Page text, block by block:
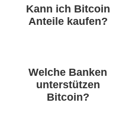
Kann ich Bitcoin
Anteile kaufen?
Welche Banken
unterstützen
Bitcoin?